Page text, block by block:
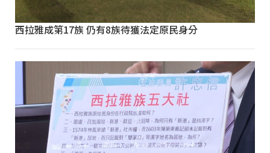
西拉雅成第17族 仍有8族待獲法定原民身分